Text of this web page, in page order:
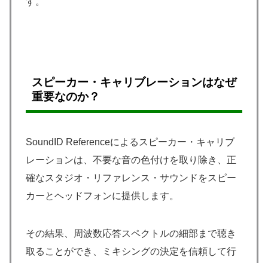
スピーカー・キャリブレーションはなぜ
重要なのか？
SoundID Referenceによるスピーカー・キャリブ
レーションは、不要な音の色付けを取り除き、正
確なスタジオ・リファレンス・サウンドをスピー
カーとヘッドフォンに提供します。
その結果、周波数応答スペクトルの細部まで聴き
取ることができ、ミキシングの決定を信頼して行